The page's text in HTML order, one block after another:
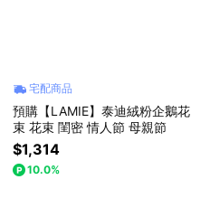
宅配商品
預購【LAMIE】泰迪絨粉企鵝花
束 花束 閨密 情人節 母親節
$1,314
10.0%